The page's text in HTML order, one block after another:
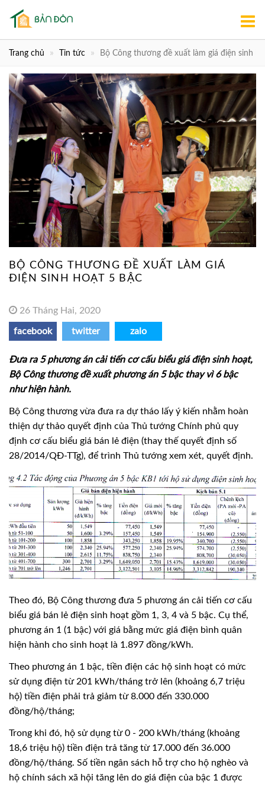
Trang chủ Tin tức Bộ Công thương đề xuất làm giá điện sinh
BỘ CÔNG THƯƠNG ĐỀ XUẤT LÀM GIÁ
ĐIỆN SINH HOẠT 5 BẬC
26 Tháng Hai, 2020
facebook twitter zalo
Đưa ra 5 phương án cải tiến cơ cấu biểu giá điện sinh hoạt,
Bộ Công thương đề xuất phương án 5 bậc thay vì 6 bậc
như hiện hành.
Bộ Công thương vừa đưa ra dự tháo lấy ý kiến nhằm hoàn
thiện dự thảo quyết định của Thủ tướng Chính phủ quy
định cơ cấu biểu giá bán lẻ điện (thay thế quyết định số
28/2014/QĐ-TTg), để trình Thủ tướng xem xét, quyết định.
Theo đó, Bộ Công thương đưa 5 phương án cải tiến cơ cấu
biểu giá bán lẻ điện sinh hoạt gồm 1, 3, 4 và 5 bậc. Cụ thể,
phương án 1 (1 bậc) với giá bằng mức giá điện bình quân
hiện hành cho sinh hoạt là 1.897 đồng/kWh.
Theo phương án 1 bậc, tiền điện các hộ sinh hoạt có mức
sử dụng điện từ 201 kWh/tháng trở lên (khoảng 6,7 triệu
hộ) tiền điện phải trả giảm từ 8.000 đến 330.000
đồng/hộ/tháng;
Trong khi đó, hộ sử dụng từ 0 - 200 kWh/tháng (khoảng
18,6 triệu hộ) tiền điện trả tăng từ 17.000 đến 36.000
đồng/hộ/tháng. Số tiền ngân sách hỗ trợ cho hộ nghèo và
hộ chính sách xã hội tăng lên do giá điện của bậc 1 được